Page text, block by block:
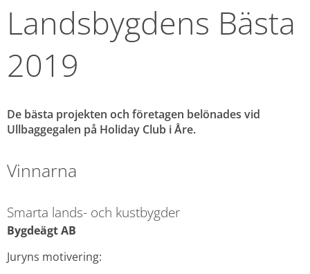
Landsbygdens Bästa
2019
De bästa projekten och företagen belönades vid
Ullbaggegalen på Holiday Club i Åre.
Vinnarna
Smarta lands- och kustbygder
Bygdeägt AB
Juryns motivering: